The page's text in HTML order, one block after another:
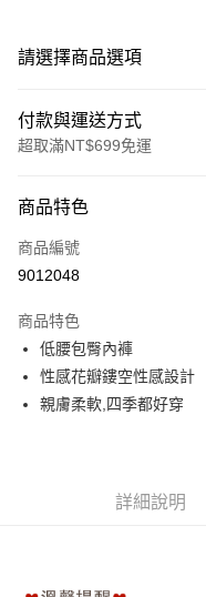
請選擇商品選項
付款與運送方式
超取滿NT$699免運
信用卡一次付款
超商取貨付款
街口支付
悠遊付
AFTEE先享後付是「在收到
商品特色
商品編號
9012048
商品特色
低腰包臀內褲
性感花瓣鏤空性感設計
親膚柔軟,四季都好穿
詳細說明